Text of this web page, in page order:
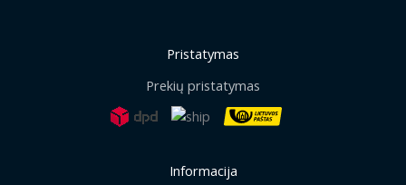
Pristatymas
Prekių pristatymas
Informacija